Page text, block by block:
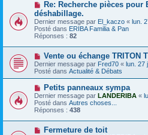
s
a
g
e
a
u
m
e
s
s
a
g
N
o
u
v
e
a
u
m
s
s
g
e
Re: Recherche pièces
déshabillage.
Dernier message par El_kaczo « lun.
Posté dans ERIBA Familia & Pan
Réponses : 82
N
o
u
v
e
a
u
m
e
s
a
Vente ou échange TRITON
Dernier message par Fred70 « lun. 27
Posté dans Actualité & Débats
N
o
u
v
e
a
u
Petits panneaux sympa
Dernier message par LANDERIBA «
Posté dans Autres choses...
Réponses : 438
NFermeture de toit